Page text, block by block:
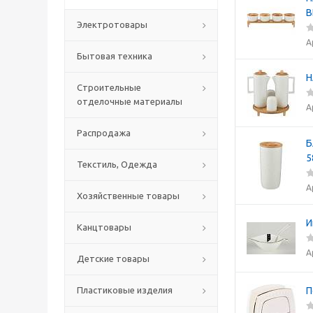
Электротовары
Бытовая техника
Строительные
отделочные материалы
Распродажа
Текстиль, Одежда
Хозяйственные товары
Канцтовары
Детские товары
Пластиковые изделия